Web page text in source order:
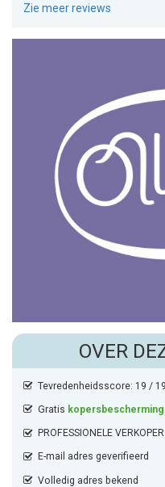
Zie meer reviews
OVER
Tevredenheidsscore: 19 /
Gratis kopersbescherming
PROFESSIONELE VERKOPER
E-mail adres geverifieerd
Volledig adres bekend